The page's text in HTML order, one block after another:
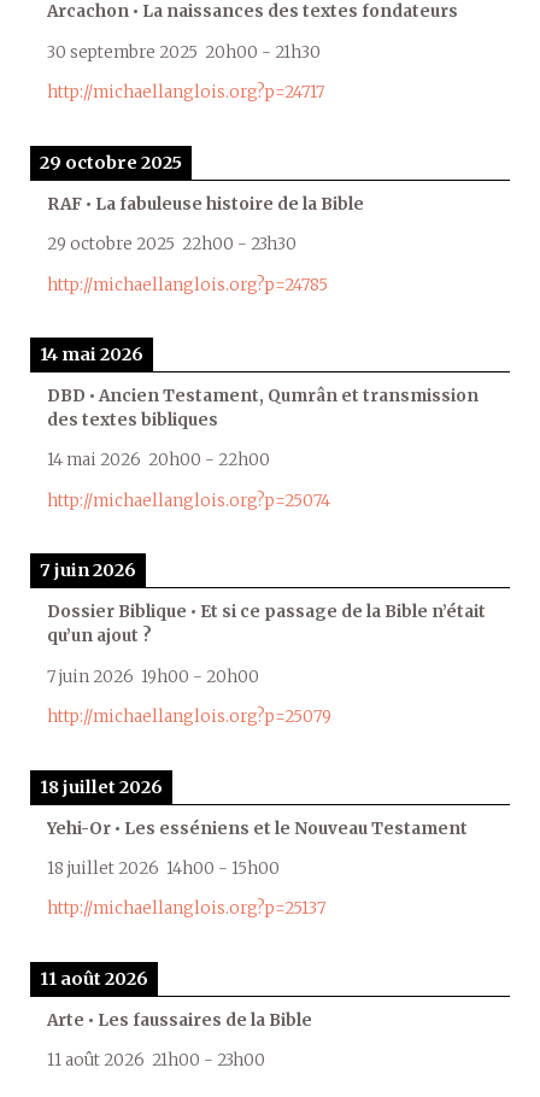
Arcachon • La naissances des textes fondateurs
30 septembre 2025 20h00 - 21h30
http://michaellanglois.org?p=24717
29 octobre 2025
RAF • La fabuleuse histoire de la Bible
29 octobre 2025 22h00 - 23h30
http://michaellanglois.org?p=24785
14 mai 2026
DBD • Ancien Testament, Qumrân et transmission
des textes bibliques
14 mai 2026 20h00 - 22h00
http://michaellanglois.org?p=25074
7 juin 2026
Dossier Biblique • Et si ce passage de la Bible n’était
qu’un ajout ?
7 juin 2026 19h00 - 20h00
http://michaellanglois.org?p=25079
18 juillet 2026
Yehi-Or • Les esséniens et le Nouveau Testament
18 juillet 2026 14h00 - 15h00
http://michaellanglois.org?p=25137
11 août 2026
Arte • Les faussaires de la Bible
11 août 2026 21h00 - 23h00